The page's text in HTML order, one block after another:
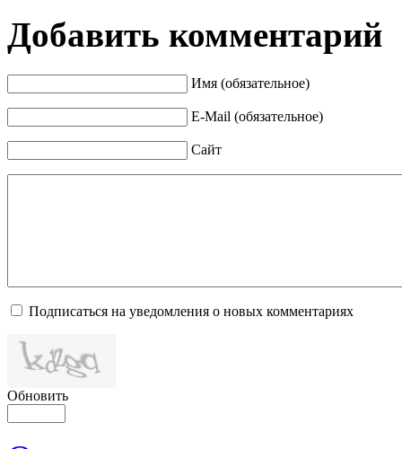
Добавить комментарий
Имя (обязательное)
E-Mail (обязательное)
Сайт
Подписаться на уведомления о новых комментариях
Обновить